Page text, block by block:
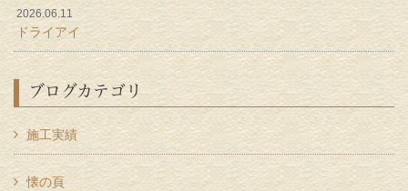
2026.06.11
ドライアイ
ブログカテゴリ
施工実績
懐の頁